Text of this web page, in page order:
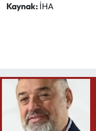
Kaynak: İHA